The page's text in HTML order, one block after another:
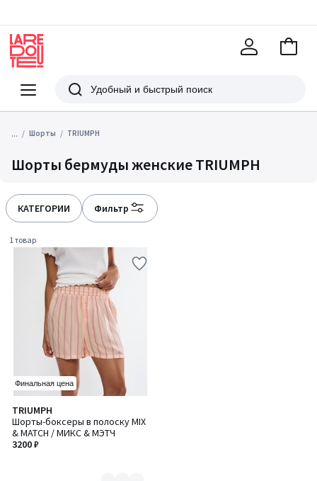
Меню
Redoute
Поиск
В
... Шорты TRIUMPH
Шорты бермуды женские TRIUMPH
КАТЕГОРИИ Фильтр
1 товар
Финальная цена
TRIUMPH
Шорты-боксеры в полоску MIX
& MATCH / МИКС & МЭТЧ
3200 ₽
Количество
цветов:
2